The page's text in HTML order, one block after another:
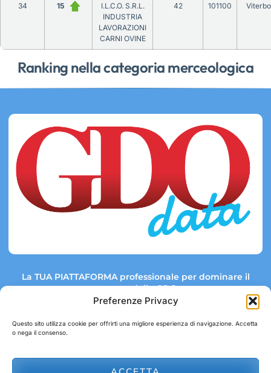
Preferenze Privacy
Questo sito utilizza cookie per offrirti una migliore esperienza di navigazione. Accetta
o nega il consenso.
Ranking nella categoria merceologica
34 15
I.L.C.O. S.R.L.
INDUSTRIA
LAVORAZIONI
CARNI OVINE
42 101100 Viterbo
La TUA PIATTAFORMA professionale per dominare il
mercato della GDO.
Link rapidi: